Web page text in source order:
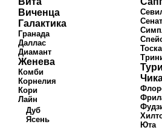
Виченца
Галактика
Гранада
Даллас
Диамант
Женева
Комби
Корнелия
Кори
Лайн
Дуб
Ясень
Юта